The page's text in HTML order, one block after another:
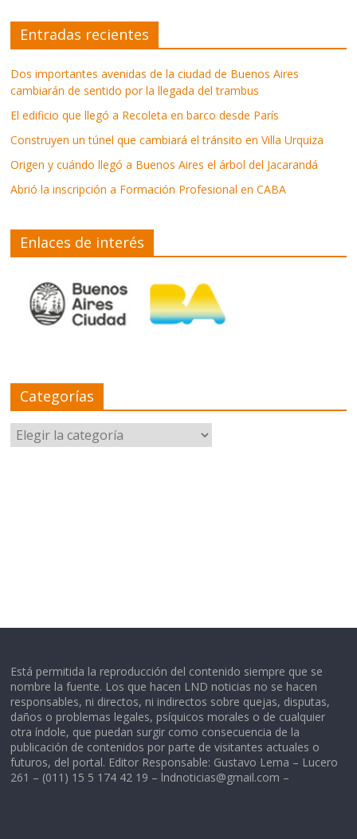
Entradas recientes
Dos importantes avenidas de la ciudad de Buenos Aires
cambiarán de sentido por la llegada del trambus
El edificio que llegó a Recoleta en barco desde París
Construyen un túnel que cambiará el tránsito en Villa Urquiza
Origen y cuándo llegó a Buenos Aires el árbol del Jacarandá
Abrió la inscripción a Formación Profesional en CABA
Enlaces de interés
Categorías
Categorías
Está permitida la reproducción del contenido siempre que se
nombre la fuente. Los que hacen LND noticias no se hacen
responsables, ni directos, ni indirectos sobre quejas, disputas,
daños o problemas legales, psíquicos morales o de cualquier
otra índole, que puedan surgir como consecuencia de la
publicación de contenidos por parte de visitantes actuales o
futuros, del portal. Editor Responsable: Gustavo Lema – Lucero
261 – (011) 15 5 174 42 19 – lndnoticias@gmail.com –